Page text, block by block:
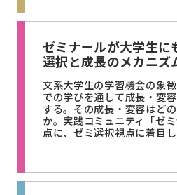
ゼミナールが大学生に
選択と成長のメカニズ
文系大学生の学習機会の象
での学びを通して成長・変
する。その成長・変容はど
か。実践コミュニティ「ゼ
点に、ゼミ選択視点に着目